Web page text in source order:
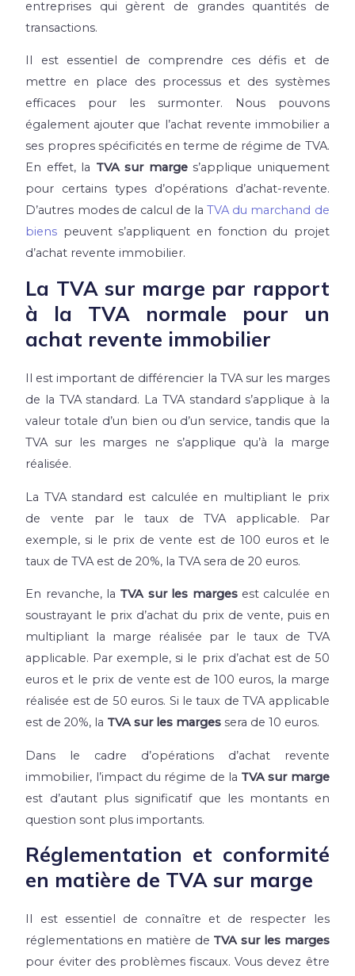
entreprises qui gèrent de grandes quantités de
transactions.
Il est essentiel de comprendre ces défis et de
mettre en place des processus et des systèmes
efficaces pour les surmonter. Nous pouvons
également ajouter que l’achat revente immobilier a
ses propres spécificités en terme de régime de TVA.
En effet, la TVA sur marges’applique uniquement
pour certains types d’opérations d’achat-revente.
D’autres modes de calcul de laTVA du marchand de
biens peuvent s’appliquent en fonction du projet
d’achat revente immobilier.
La TVA sur marge par rapport
à la TVA normale pour un
achat revente immobilier
Il est important de différencier la TVA sur les marges
de la TVA standard. La TVA standard s’applique à la
valeur totale d’un bien ou d’un service, tandis que la
TVA sur les marges ne s’applique qu’à la marge
réalisée.
La TVA standard est calculée en multipliant le prix
de vente par le taux de TVA applicable. Par
exemple, si le prix de vente est de 100 euros et le
taux de TVA est de 20%, la TVA sera de 20 euros.
En revanche, la TVA sur les margesest calculée en
soustrayant le prix d’achat du prix de vente, puis en
multipliant la marge réalisée par le taux de TVA
applicable. Par exemple, si le prix d’achat est de 50
euros et le prix de vente est de 100 euros, la marge
réalisée est de 50 euros. Si le taux de TVA applicable
est de 20%, la TVA sur les margessera de 10 euros.
Dans le cadre d’opérations d’achat revente
immobilier, l’impact du régime de la TVA sur marge
est d’autant plus significatif que les montants en
question sont plus importants.
Réglementation et conformité
en matière de TVA sur marge
Il est essentiel de connaître et de respecter les
réglementations en matière de TVA sur les marges
pour éviter des problèmes fiscaux. Vous devez être